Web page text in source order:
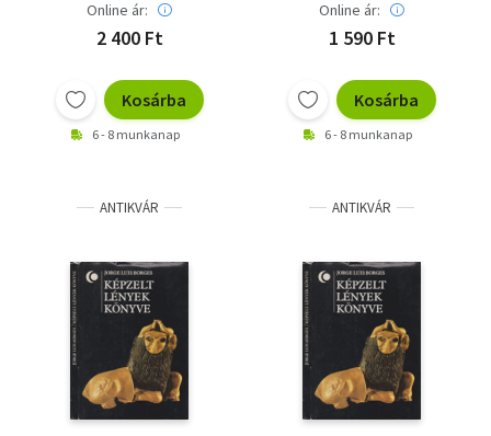
Online ár:
2 400 Ft
Kosárba
6 - 8 munkanap
Online ár:
1 590 Ft
Kosárba
6 - 8 munkanap
ANTIKVÁR ANTIKVÁR